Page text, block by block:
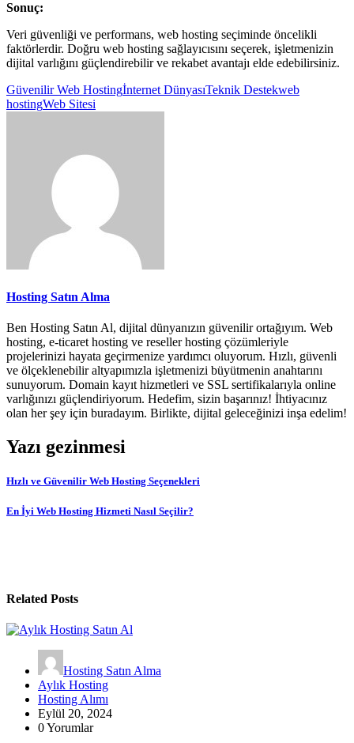
Sonuç:
Veri güvenliği ve performans, web hosting seçiminde öncelikli
faktörlerdir. Doğru web hosting sağlayıcısını seçerek, işletmenizin
dijital varlığını güçlendirebilir ve rekabet avantajı elde edebilirsiniz.
Güvenilir Web Hostingİnternet DünyasıTeknik Destekweb
hostingWeb Sitesi
Hosting Satın Alma
Ben Hosting Satın Al, dijital dünyanızın güvenilir ortağıyım. Web
hosting, e-ticaret hosting ve reseller hosting çözümleriyle
projelerinizi hayata geçirmenize yardımcı oluyorum. Hızlı, güvenli
ve ölçeklenebilir altyapımızla işletmenizi büyütmenin anahtarını
sunuyorum. Domain kayıt hizmetleri ve SSL sertifikalarıyla online
varlığınızı güçlendiriyorum. Hedefim, sizin başarınız! İhtiyacınız
olan her şey için buradayım. Birlikte, dijital geleceğinizi inşa edelim!
Yazı gezinmesi
Hızlı ve Güvenilir Web Hosting Seçenekleri
En İyi Web Hosting Hizmeti Nasıl Seçilir?
Related Posts
Hosting Satın Alma
Aylık Hosting
Hosting Alımı
Eylül 20, 2024
0 Yorumlar